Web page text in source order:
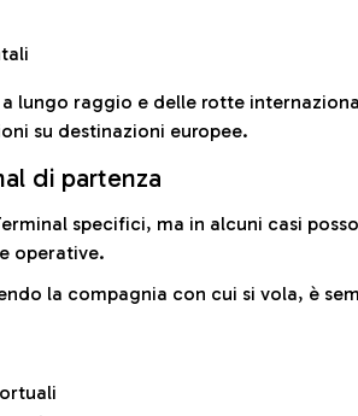
lungo raggio e delle rotte
su destinazioni europee.
di partenza
specifici, ma in alcuni casi
operative.
la compagnia con cui si vola, è